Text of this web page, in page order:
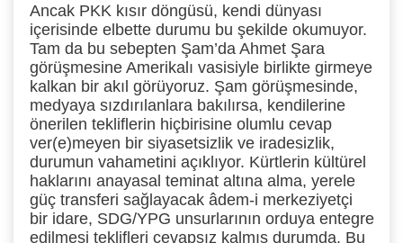
Ancak PKK kısır döngüsü, kendi dünyası
içerisinde elbette durumu bu şekilde okumuyor.
Tam da bu sebepten Şam’da Ahmet Şara
görüşmesine Amerikalı vasisiyle birlikte girmeye
kalkan bir akıl görüyoruz. Şam görüşmesinde,
medyaya sızdırılanlara bakılırsa, kendilerine
önerilen tekliflerin hiçbirisine olumlu cevap
ver(e)meyen bir siyasetsizlik ve iradesizlik,
durumun vahametini açıklıyor. Kürtlerin kültürel
haklarını anayasal teminat altına alma, yerele
güç transferi sağlayacak âdem-i merkeziyetçi
bir idare, SDG/YPG unsurlarının orduya entegre
edilmesi teklifleri cevapsız kalmış durumda. Bu